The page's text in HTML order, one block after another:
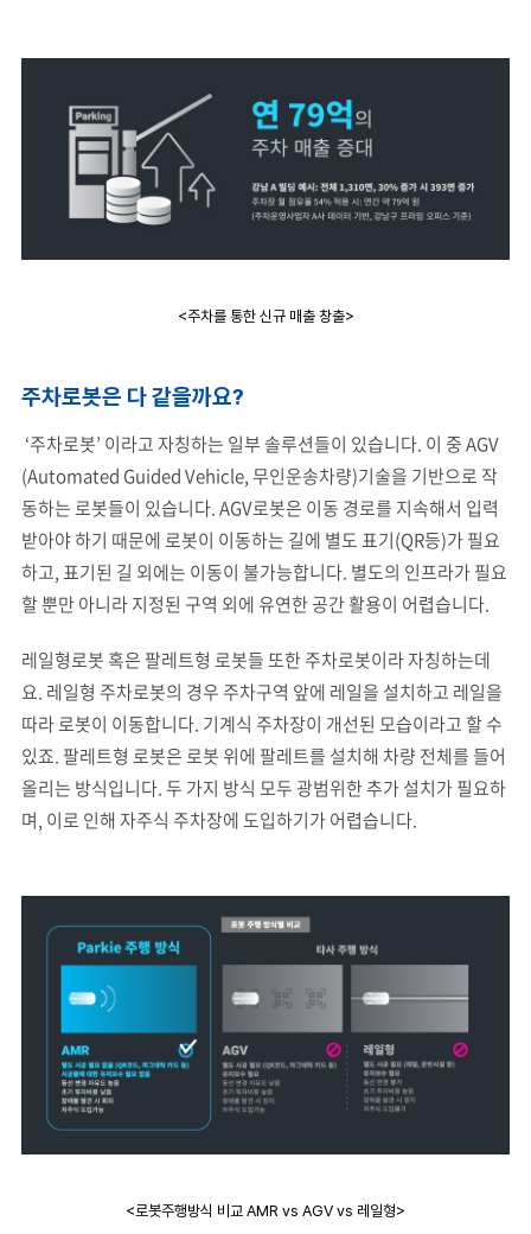
<주차를 통한 신규 매출 창출>
주차로봇은 다 같을까요?
‘주차로봇’ 이라고 자칭하는 일부 솔루션들이 있습니다. 이 중 AGV
(Automated Guided Vehicle, 무인운송차량)기술을 기반으로 작
동하는 로봇들이 있습니다. AGV로봇은 이동 경로를 지속해서 입력
받아야 하기 때문에 로봇이 이동하는 길에 별도 표기(QR등)가 필요
하고, 표기된 길 외에는 이동이 불가능합니다. 별도의 인프라가 필요
할 뿐만 아니라 지정된 구역 외에 유연한 공간 활용이 어렵습니다.
레일형로봇 혹은 팔레트형 로봇들 또한 주차로봇이라 자칭하는데
요. 레일형 주차로봇의 경우 주차구역 앞에 레일을 설치하고 레일을
따라 로봇이 이동합니다. 기계식 주차장이 개선된 모습이라고 할 수
있죠. 팔레트형 로봇은 로봇 위에 팔레트를 설치해 차량 전체를 들어
올리는 방식입니다. 두 가지 방식 모두 광범위한 추가 설치가 필요하
며, 이로 인해 자주식 주차장에 도입하기가 어렵습니다.
<로봇주행방식 비교 AMR vs AGV vs 레일형>